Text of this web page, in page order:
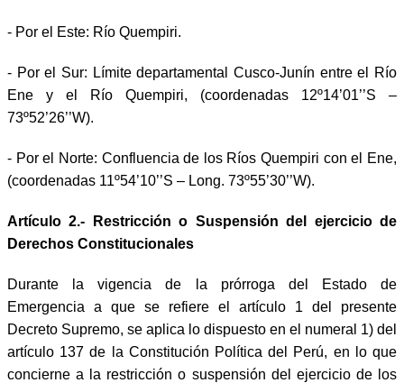
- Por el Este: Río Quempiri.
- Por el Sur: Límite departamental Cusco-Junín entre el Río
Ene y el Río Quempiri, (coordenadas 12º14’01’’S –
73º52’26’’W).
- Por el Norte: Confluencia de los Ríos Quempiri con el Ene,
(coordenadas 11º54’10’’S – Long. 73º55’30’’W).
Artículo 2.- Restricción o Suspensión del ejercicio de
Derechos Constitucionales
Durante la vigencia de la prórroga del Estado de
Emergencia a que se refiere el artículo 1 del presente
Decreto Supremo, se aplica lo dispuesto en el numeral 1) del
artículo 137 de la Constitución Política del Perú, en lo que
concierne a la restricción o suspensión del ejercicio de los